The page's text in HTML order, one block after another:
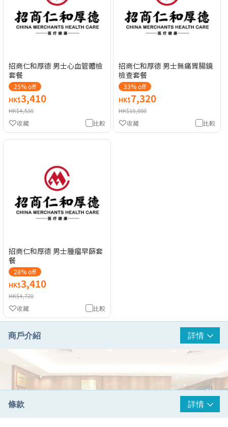
招商仁和厚德 男士心血管體檢
套餐
25% off
HK$3,410
HK$4,530
比較
收藏
招商仁和厚德 男士無痛胃腸鏡
檢查套餐
33% off
HK$7,320
HK$10,880
比較
收藏
招商仁和厚德 男士腫瘤早篩套
餐
28% off
HK$3,410
HK$4,720
比較
收藏
商戶介紹 詳情
條款 詳情